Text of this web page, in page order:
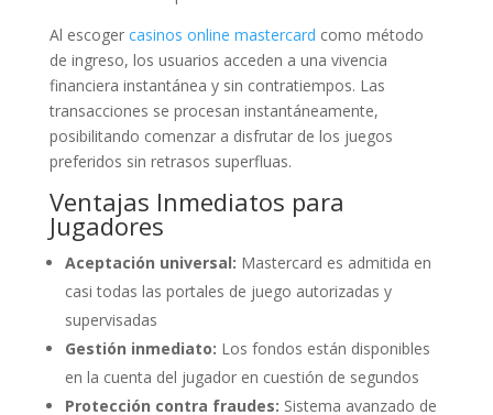
Al escoger casinos online mastercard como método
de ingreso, los usuarios acceden a una vivencia
financiera instantánea y sin contratiempos. Las
transacciones se procesan instantáneamente,
posibilitando comenzar a disfrutar de los juegos
preferidos sin retrasos superfluas.
Ventajas Inmediatos para
Jugadores
Aceptación universal: Mastercard es admitida en
casi todas las portales de juego autorizadas y
supervisadas
Gestión inmediato: Los fondos están disponibles
en la cuenta del jugador en cuestión de segundos
Protección contra fraudes: Sistema avanzado de